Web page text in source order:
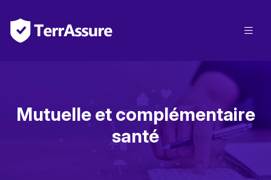
Mutuelle et complémentaire
santé